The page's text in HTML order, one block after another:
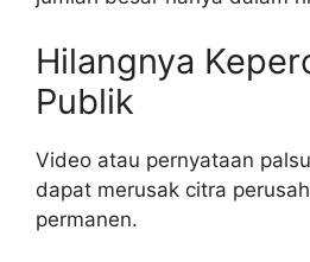
Hilangnya
Publik
Video atau pernyataan
dapat merusak citra
permanen.